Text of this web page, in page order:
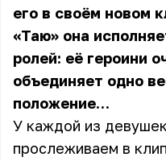
его в своём новом
«Таю» она
ролей: её героини
объединяет одно
положение…
У каждой из
прослеживаем в